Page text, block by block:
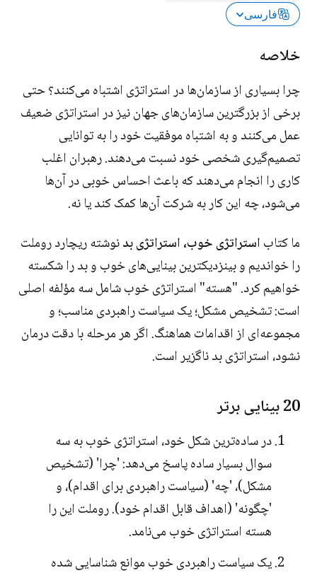
فارسی
خلاصه
چرا بسیاری از سازمان‌ها در استراتژی اشتباه می‌کنند؟ حتی
برخی از بزرگترین سازمان‌های جهان نیز در استراتژی ضعیف
عمل می‌کنند و به اشتباه موفقیت خود را به توانایی
تصمیم‌گیری شخصی خود نسبت می‌دهند. رهبران اغلب
کاری را انجام می‌دهند که باعث احساس خوبی در آن‌ها
می‌شود، چه این کار به شرکت آن‌ها کمک کند یا نه.
ما کتاباستراتژی خوب، استراتژی بدنوشته ریچارد روملت
را خواندیم و بینزدیکترین بینایی‌های خوب و بد را شکسته
خواهیم کرد. "هسته" استراتژی خوب شامل سه مؤلفه اصلی
است: تشخیص مشکل؛ یک سیاست راهبردی مناسب؛ و
مجموعه‌ای از اقدامات هماهنگ. اگر هر مرحله با دقت درمان
نشود، استراتژی بد ناگزیر است.
20 بینایی برتر
در ساده‌ترین شکل خود، استراتژی خوب به سه
سوال بسیار ساده پاسخ می‌دهد: 'چرا' (تشخیص
مشکل)، 'چه' (سیاست راهبردی برای اقدام)، و
'چگونه' (اهداف قابل اقدام خود). روملت این را
هسته استراتژی خوب می‌نامد.
یک سیاست راهبردی خوب موانع شناسایی شده